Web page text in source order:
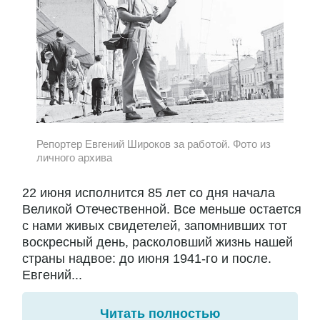
Репортер Евгений Широков за работой. Фото из
личного архива
22 июня исполнится 85 лет со дня начала
Великой Отечественной. Все меньше остается
с нами живых свидетелей, запомнивших тот
воскресный день, расколовший жизнь нашей
страны надвое: до июня 1941-го и после.
Евгений...
Читать полностью